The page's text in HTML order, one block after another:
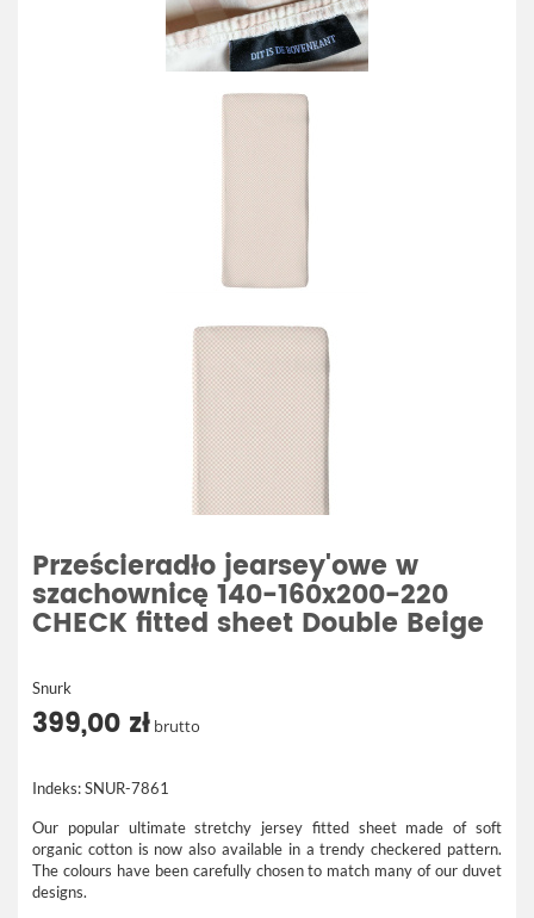
Prześcieradło jearsey'owe w
szachownicę 140-160x200-220
CHECK fitted sheet Double Beige
Snurk
399,00 zł brutto
Indeks:SNUR-7861
Our popular ultimate stretchy jersey fitted sheet made of soft
organic cotton is now also available in a trendy checkered pattern.
The colours have been carefully chosen to match many of our duvet
designs.